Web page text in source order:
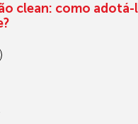
clean: como adotá-